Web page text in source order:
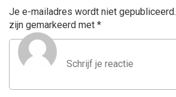
Je e-mailadres wordt niet gepubliceerd.
zijn gemarkeerd met *